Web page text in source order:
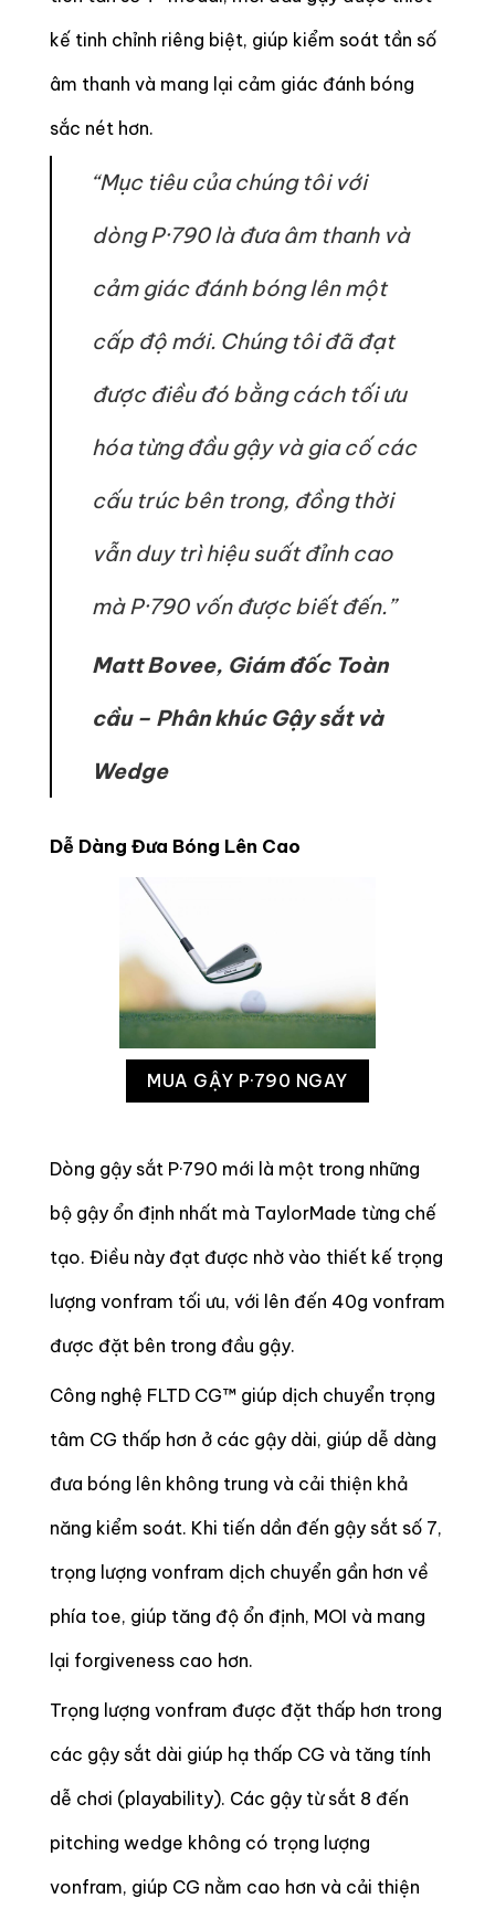
kế tinh chỉnh riêng biệt, giúp kiểm soát tần số
âm thanh và mang lại cảm giác đánh bóng
sắc nét hơn.
“Mục tiêu của chúng tôi với
dòng P·790 là đưa âm thanh và
cảm giác đánh bóng lên một
cấp độ mới. Chúng tôi đã đạt
được điều đó bằng cách tối ưu
hóa từng đầu gậy và gia cố các
cấu trúc bên trong, đồng thời
vẫn duy trì hiệu suất đỉnh cao
mà P·790 vốn được biết đến.”
Matt Bovee, Giám đốc Toàn
cầu – Phân khúc Gậy sắt và
Wedge
Dễ Dàng Đưa Bóng Lên Cao
MUA GẬY P·790 NGAY
Dòng gậy sắt P·790 mới là một trong những
bộ gậy ổn định nhất mà TaylorMade từng chế
tạo. Điều này đạt được nhờ vào thiết kế trọng
lượng vonfram tối ưu, với lên đến 40g vonfram
được đặt bên trong đầu gậy.
Công nghệ FLTD CG™ giúp dịch chuyển trọng
tâm CG thấp hơn ở các gậy dài, giúp dễ dàng
đưa bóng lên không trung và cải thiện khả
năng kiểm soát. Khi tiến dần đến gậy sắt số 7,
trọng lượng vonfram dịch chuyển gần hơn về
phía toe, giúp tăng độ ổn định, MOI và mang
lại forgiveness cao hơn.
Trọng lượng vonfram được đặt thấp hơn trong
các gậy sắt dài giúp hạ thấp CG và tăng tính
dễ chơi (playability). Các gậy từ sắt 8 đến
pitching wedge không có trọng lượng
vonfram, giúp CG nằm cao hơn và cải thiện